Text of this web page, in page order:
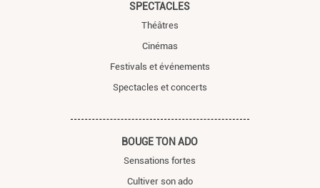
SPECTACLES
Théâtres
Cinémas
Festivals et événements
Spectacles et concerts
BOUGE TON ADO
Sensations fortes
Cultiver son ado